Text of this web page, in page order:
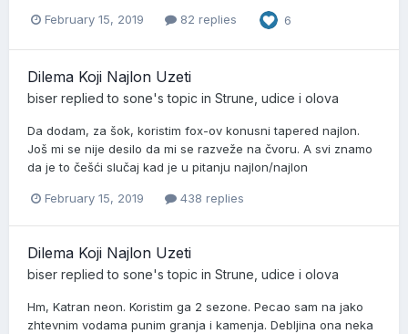
February 15, 2019 82 replies 6
Dilema Koji Najlon Uzeti
biser replied to sone's topic in Strune, udice i olova
Da dodam, za šok, koristim fox-ov konusni tapered najlon.
Još mi se nije desilo da mi se razveže na čvoru. A svi znamo
da je to češći slučaj kad je u pitanju najlon/najlon
February 15, 2019 438 replies
Dilema Koji Najlon Uzeti
biser replied to sone's topic in Strune, udice i olova
Hm, Katran neon. Koristim ga 2 sezone. Pecao sam na jako
zhtevnim vodama punim granja i kamenja. Debljina ona neka